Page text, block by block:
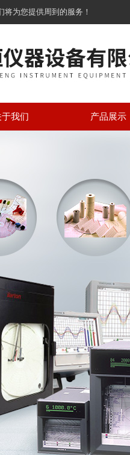
为您提供周到的服务！
于我们 产品展示